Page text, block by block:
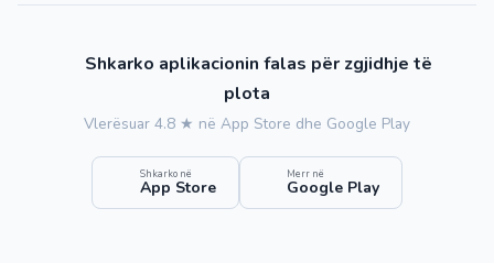
Shkarko aplikacionin falas për zgjidhje të
plota
Vlerësuar 4.8 ★ në App Store dhe Google Play
Shkarko në
App Store
Merr në
Google Play